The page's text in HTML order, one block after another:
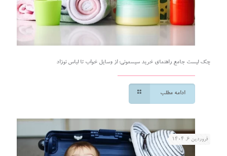
چک لیست جامع راهنمای خرید سیسمونی؛ از وسایل خواب تا لباس نوزاد
ادامه مطلب
فروردین ۶, ۱۴۰۴